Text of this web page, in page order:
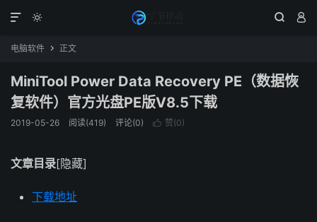
  

电脑软件  正文
MiniTool Power Data Recovery PE（数据恢
复软件）官方光盘PE版V8.5下载
2019-05-26 阅读(419) 评论(0)  赞(0)
文章目录[隐藏]
下载地址